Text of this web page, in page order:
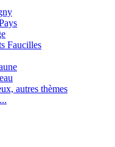
Faucilles
autres thèmes